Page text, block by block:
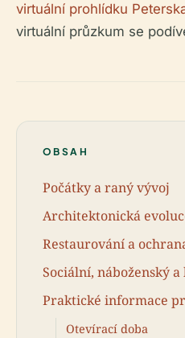
virtuální prohlídku
virtuální průzkum se
OBSAH
Počátky a raný vývoj
Architektonická
Restaurování a
Sociální, náboženský
Praktické informace
Otevírací doba